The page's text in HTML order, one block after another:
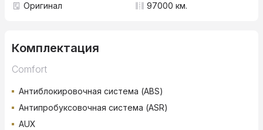
Оригинал
97000 км.
Комплектация
Comfort
Антиблокировочная система (ABS)
Антипробуксовочная система (ASR)
AUX